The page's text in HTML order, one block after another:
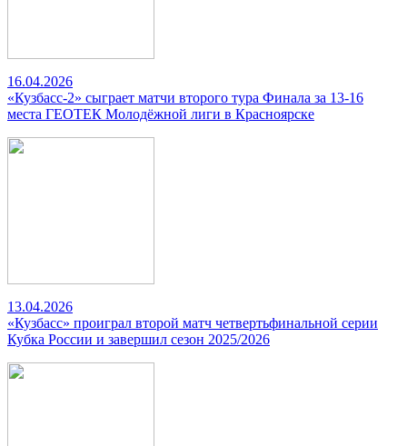
16.04.2026
«Кузбасс-2» сыграет матчи второго тура Финала за 13-16
места ГЕОТЕК Молодёжной лиги в Красноярске
13.04.2026
«Кузбасс» проиграл второй матч четвертьфинальной серии
Кубка России и завершил сезон 2025/2026